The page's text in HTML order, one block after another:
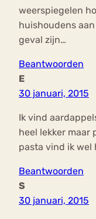
weerspiegelen
huishoudens
geval zijn…
Beantwoorden
E
30 januari, 2015
Ik vind
heel lekker maar
pasta vind ik wel
Beantwoorden
S
30 januari, 2015